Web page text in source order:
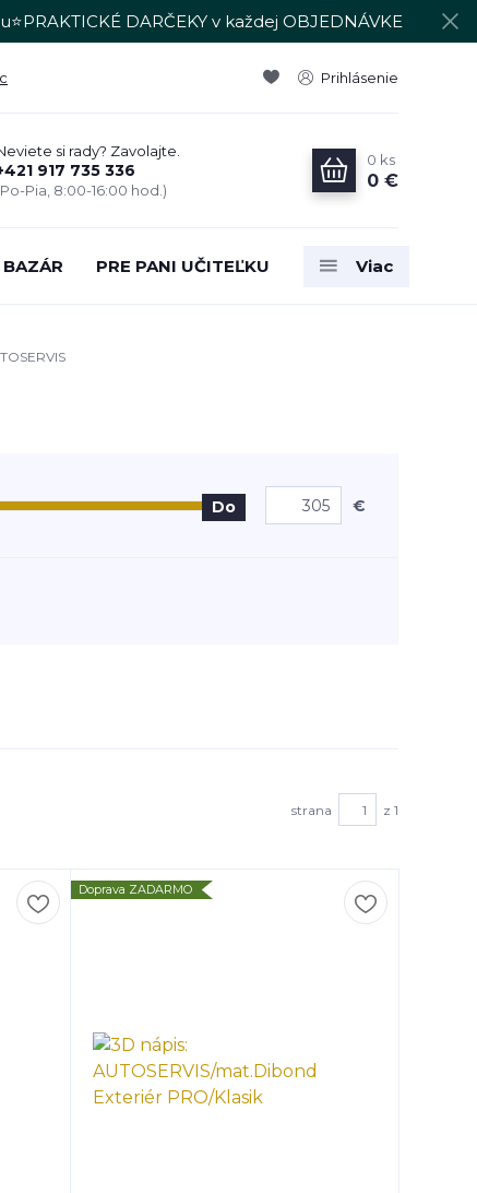
DARČEKY v každej OBJEDNÁVKE
Prihlásenie
si rady? Zavolajte.
917 735 336
Pia, 8:00-16:00 hod.)
0 ks
0 €
BAZÁR PRE PANI UČITEĽKU Viac
Do €
strana z 1
Doprava ZADARMO